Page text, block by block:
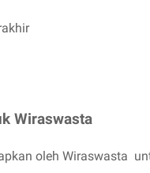
Wiraswasta
oleh Wiraswasta